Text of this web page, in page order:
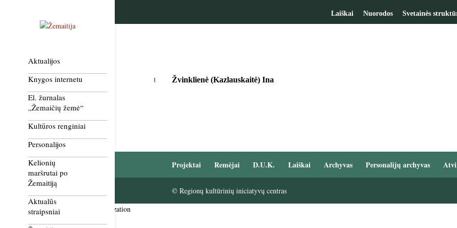
Laiškai Nuorodos Svetainės
Aktualijos
Knygos internetu
El. žurnalas
„Žemaičių žemė“
Kultūros renginiai
Personalijos
Kelionių
maršrutai po
Žemaitiją
Aktualūs
straipsniai
Žvinklienė (Kazlauskaitė) Ina
Projektai Remėjai D.U.K. Laiškai Archyvas Personalijų archyvas
© Regionų kultūrinių iniciatyvų centras
Smush Image Compression and Optimization